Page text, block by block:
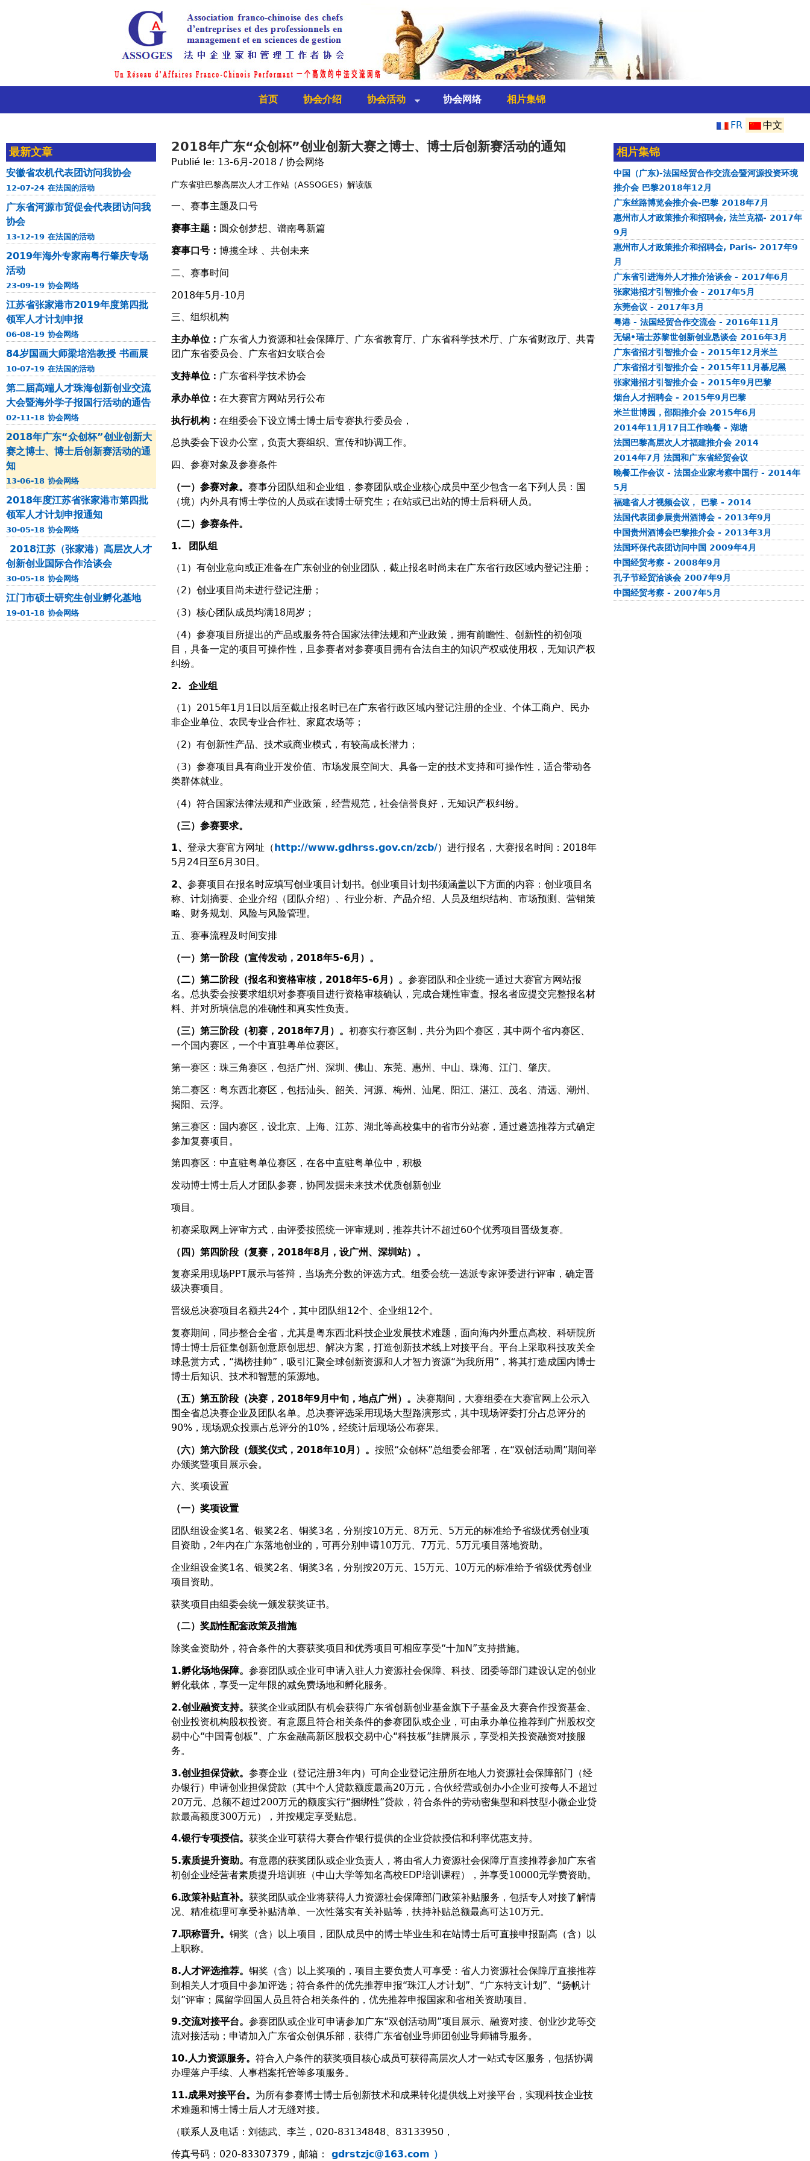
Jump to navigation
首页 协会介绍 协会活动 协会网络 相片集锦
FR 中文
2018年广东“众创杯”创业创新大赛之博士、博士后创新赛活动的通知
Publié le: 13-6月-2018 / 协会网络
广东省驻巴黎高层次人才工作站（ASSOGES）解读版
一、赛事主题及口号
赛事主题： 圆众创梦想、谱南粤新篇
赛事口号： 博揽全球 、共创未来
二、赛事时间
2018年5月-10月
三、组织机构
主办单位： 广东省人力资源和社会保障厅、广东省教育厅、广东省科学技术厅、广东省财政厅、共青
团广东省委员会、广东省妇女联合会
支持单位： 广东省科学技术协会
承办单位： 在大赛官方网站另行公布
执行机构： 在组委会下设立博士博士后专赛执行委员会，
总执委会下设办公室，负责大赛组织、宣传和协调工作。
四、参赛对象及参赛条件
（一）参赛对象。 赛事分团队组和企业组，参赛团队或企业核心成员中至少包含一名下列人员：国
（境）内外具有博士学位的人员或在读博士研究生；在站或已出站的博士后科研人员。
（二）参赛条件。
1.
团队组
（1）有创业意向或正准备在广东创业的创业团队，截止报名时尚未在广东省行政区域内登记注册；
（2）创业项目尚未进行登记注册；
（3）核心团队成员均满18周岁；
（4）参赛项目所提出的产品或服务符合国家法律法规和产业政策，拥有前瞻性、创新性的初创项
目，具备一定的项目可操作性，且参赛者对参赛项目拥有合法自主的知识产权或使用权，无知识产权
纠纷。
2. 企业组
（1）2015年1月1日以后至截止报名时已在广东省行政区域内登记注册的企业、个体工商户、民办
非企业单位、农民专业合作社、家庭农场等；
（2）有创新性产品、技术或商业模式，有较高成长潜力；
（3）参赛项目具有商业开发价值、市场发展空间大、具备一定的技术支持和可操作性，适合带动各
类群体就业。
（4）符合国家法律法规和产业政策，经营规范，社会信誉良好，无知识产权纠纷。
（三）参赛要求。
1、 登录大赛官方网址（ http://www.gdhrss.gov.cn/zcb/）进行报名，大赛报名时间：2018年
5月24日至6月30日。
2、 参赛项目在报名时应填写创业项目计划书。创业项目计划书须涵盖以下方面的内容：创业项目名
称、计划摘要、企业介绍（团队介绍）、行业分析、产品介绍、人员及组织结构、市场预测、营销策
略、财务规划、风险与风险管理。
五、赛事流程及时间安排
（一）第一阶段（宣传发动， 2018年5-6月）。
（二）第二阶段（报名和资格审核， 2018年5-6月）。 参赛团队和企业统一通过大赛官方网站报
名。总执委会按要求组织对参赛项目进行资格审核确认，完成合规性审查。报名者应提交完整报名材
料、并对所填信息的准确性和真实性负责。
（三）第三阶段（初赛， 2018年7月）。 初赛实行赛区制，共分为四个赛区，其中两个省内赛区、
一个国内赛区，一个中直驻粤单位赛区。
第一赛区：珠三角赛区，包括广州、深圳、佛山、东莞、惠州、中山、珠海、江门、肇庆。
第二赛区：粤东西北赛区，包括汕头、韶关、河源、梅州、汕尾、阳江、湛江、茂名、清远、潮州、
揭阳、云浮。
第三赛区：国内赛区，设北京、上海、江苏、湖北等高校集中的省市分站赛，通过遴选推荐方式确定
参加复赛项目。
第四赛区：中直驻粤单位赛区，在各中直驻粤单位中，积极
发动博士博士后人才团队参赛，协同发掘未来技术优质创新创业
项目。
初赛采取网上评审方式，由评委按照统一评审规则，推荐共计不超过60个优秀项目晋级复赛。
（四）第四阶段（复赛， 2018年8月，设广州、深圳站）。
复赛采用现场PPT展示与答辩，当场亮分数的评选方式。组委会统一选派专家评委进行评审，确定晋
级决赛项目。
晋级总决赛项目名额共24个，其中团队组12个、企业组12个。
复赛期间，同步整合全省，尤其是粤东西北科技企业发展技术难题，面向海内外重点高校、科研院所
博士博士后征集创新创意原创思想、解决方案，打造创新技术线上对接平台。平台上采取科技攻关全
球悬赏方式，“揭榜挂帅”，吸引汇聚全球创新资源和人才智力资源“为我所用”，将其打造成国内博士
博士后知识、技术和智慧的策源地。
（五）第五阶段（决赛， 2018年9月中旬，地点广州）。 决赛期间，大赛组委在大赛官网上公示入
围全省总决赛企业及团队名单。总决赛评选采用现场大型路演形式，其中现场评委打分占总评分的
90%，现场观众投票占总评分的10%，经统计后现场公布赛果。
（六）第六阶段（颁奖仪式， 2018年10月）。 按照“众创杯”总组委会部署，在“双创活动周”期间举
办颁奖暨项目展示会。
六、奖项设置
（一）奖项设置
团队组设金奖1名、银奖2名、铜奖3名，分别按10万元、8万元、5万元的标准给予省级优秀创业项
目资助，2年内在广东落地创业的，可再分别申请10万元、7万元、5万元项目落地资助。
企业组设金奖1名、银奖2名、铜奖3名，分别按20万元、15万元、10万元的标准给予省级优秀创业
项目资助。
获奖项目由组委会统一颁发获奖证书。
（二）奖励性配套政策及措施
除奖金资助外，符合条件的大赛获奖项目和优秀项目可相应享受“十加N”支持措施。
1.孵化场地保障。 参赛团队或企业可申请入驻人力资源社会保障、科技、团委等部门建设认定的创业
孵化载体，享受一定年限的减免费场地和孵化服务。
2.创业融资支持。 获奖企业或团队有机会获得广东省创新创业基金旗下子基金及大赛合作投资基金、
创业投资机构股权投资。有意愿且符合相关条件的参赛团队或企业，可由承办单位推荐到广州股权交
易中心“中国青创板”、广东金融高新区股权交易中心“科技板”挂牌展示，享受相关投资融资对接服
务。
3.创业担保贷款。 参赛企业（登记注册3年内）可向企业登记注册所在地人力资源社会保障部门（经
办银行）申请创业担保贷款（其中个人贷款额度最高20万元，合伙经营或创办小企业可按每人不超过
20万元、总额不超过200万元的额度实行“捆绑性”贷款，符合条件的劳动密集型和科技型小微企业贷
款最高额度300万元），并按规定享受贴息。
4.银行专项授信。 获奖企业可获得大赛合作银行提供的企业贷款授信和利率优惠支持。
5.素质提升资助。 有意愿的获奖团队或企业负责人，将由省人力资源社会保障厅直接推荐参加广东省
初创企业经营者素质提升培训班（中山大学等知名高校EDP培训课程），并享受10000元学费资助。
6.政策补贴直补。 获奖团队或企业将获得人力资源社会保障部门政策补贴服务，包括专人对接了解情
况、精准梳理可享受补贴清单、一次性落实有关补贴等，扶持补贴总额最高可达10万元。
7.职称晋升。 铜奖（含）以上项目，团队成员中的博士毕业生和在站博士后可直接申报副高（含）以
上职称。
8. 人才评选推荐。 铜奖（含）以上奖项的，项目主要负责人可享受：省人力资源社会保障厅直接推荐
到相关人才项目中参加评选；符合条件的优先推荐申报“珠江人才计划”、“广东特支计划”、“扬帆计
划”评审；属留学回国人员且符合相关条件的，优先推荐申报国家和省相关资助项目。
9.交流对接平台。 参赛团队或企业可申请参加广东“双创活动周”项目展示、融资对接、创业沙龙等交
流对接活动；申请加入广东省众创俱乐部，获得广东省创业导师团创业导师辅导服务。
10.人力资源服务。 符合入户条件的获奖项目核心成员可获得高层次人才一站式专区服务，包括协调
办理落户手续、人事档案托管等多项服务。
11.成果对接平台。 为所有参赛博士博士后创新技术和成果转化提供线上对接平台，实现科技企业技
术难题和博士博士后人才无缝对接。
（联系人及电话：刘德武、李兰，020-83134848、83133950，
传真号码：020-83307379，邮箱：
gdrstzjc@163.com ）
最新文章
安徽省农机代表团访问我协会
12-07-24 在法国的活动
广东省河源市贸促会代表团访问我
协会
13-12-19 在法国的活动
2019年海外专家南粤行肇庆专场
活动
23-09-19 协会网络
江苏省张家港市2019年度第四批
领军人才计划申报
06-08-19 协会网络
84岁国画大师梁培浩教授 书画展
10-07-19 在法国的活动
第二届高端人才珠海创新创业交流
大会暨海外学子报国行活动的通告
02-11-18 协会网络
2018年广东“众创杯”创业创新大
赛之博士、博士后创新赛活动的通
知
13-06-18 协会网络
2018年度江苏省张家港市第四批
领军人才计划申报通知
30-05-18 协会网络
2018江苏（张家港）高层次人才
创新创业国际合作洽谈会
30-05-18 协会网络
江门市硕士研究生创业孵化基地
19-01-18 协会网络
相片集锦
中国（广东)-法国经贸合作交流会暨河源投资环境
推介会 巴黎2018年12月
广东丝路博览会推介会-巴黎 2018年7月
惠州市人才政策推介和招聘会, 法兰克福- 2017年
9月
惠州市人才政策推介和招聘会, Paris- 2017年9
月
广东省引进海外人才推介洽谈会 - 2017年6月
张家港招才引智推介会 - 2017年5月
东莞会议 - 2017年3月
粤港 - 法国经贸合作交流会 - 2016年11月
无锡•瑞士苏黎世创新创业恳谈会 2016年3月
广东省招才引智推介会 - 2015年12月米兰
广东省招才引智推介会 - 2015年11月慕尼黑
张家港招才引智推介会 - 2015年9月巴黎
烟台人才招聘会 - 2015年9月巴黎
米兰世博园，邵阳推介会 2015年6月
2014年11月17日工作晚餐 - 湖塘
法国巴黎高层次人才福建推介会 2014
2014年7月 法国和广东省经贸会议
晚餐工作会议 - 法国企业家考察中国行 - 2014年
5月
福建省人才视频会议， 巴黎 - 2014
法国代表团参展贵州酒博会 - 2013年9月
中国贵州酒博会巴黎推介会 - 2013年3月
法国环保代表团访问中国 2009年4月
中国经贸考察 - 2008年9月
孔子节经贸洽谈会 2007年9月
中国经贸考察 - 2007年5月